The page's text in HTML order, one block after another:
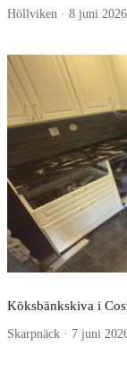
Höllviken · 8 juni 2026
Köksbänkskiva i
Skarpnäck · 7 juni